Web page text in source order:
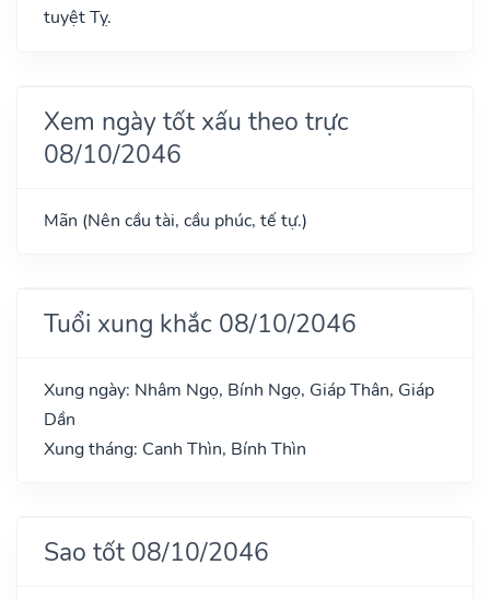
tuyệt Tỵ.
Xem ngày tốt xấu theo trực
08/10/2046
Mãn (Nên cầu tài, cầu phúc, tế tự.)
Tuổi xung khắc 08/10/2046
Xung ngày: Nhâm Ngọ, Bính Ngọ, Giáp Thân, Giáp
Dần
Xung tháng: Canh Thìn, Bính Thìn
Sao tốt 08/10/2046